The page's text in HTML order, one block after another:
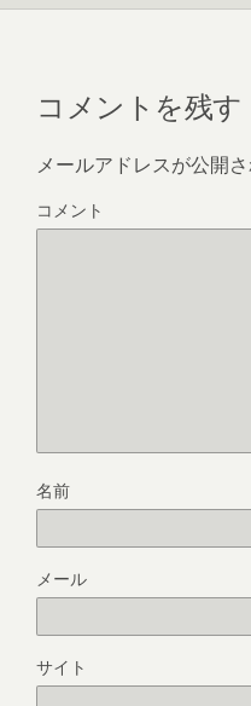
コメントを残す
メールアドレスが公開
コメント
名前
メール
サイト